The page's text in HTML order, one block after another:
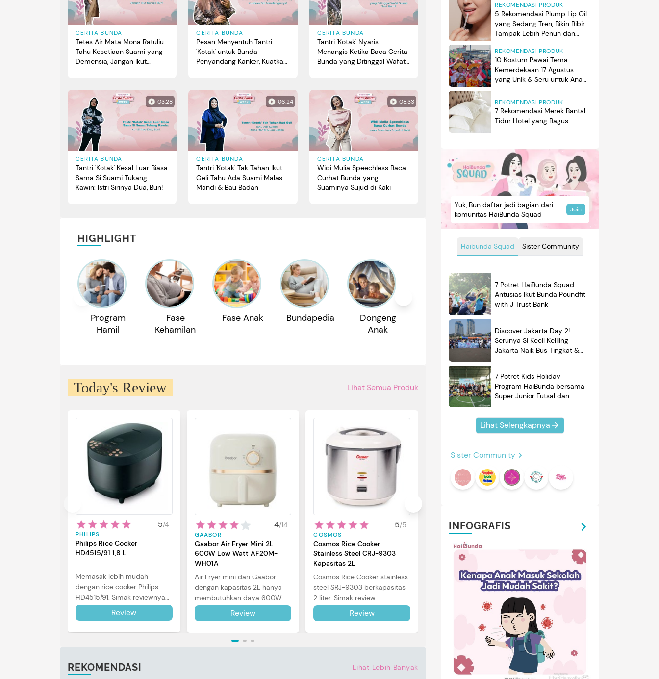
CERITA BUNDA
Tetes Air Mata Mona Ratuliu
Tahu Kesetiaan Suami yang
Demensia, Jangan Ikut
CERITA BUNDA
Pesan Menyentuh Tantri
'Kotak' untuk Bunda
Penyandang Kanker, Kuatkan
CERITA BUNDA
Tantri 'Kotak' Nyaris
Menangis Ketika Baca Cerita
Bunda yang Ditinggal Wafat
03:28
CERITA BUNDA
Tantri 'Kotak' Kesal Luar Biasa
Sama Si Suami Tukang
Kawin: Istri Sirinya Dua, Bun!
06:24
CERITA BUNDA
Tantri 'Kotak' Tak Tahan Ikut
Geli Tahu Ada Suami Malas
Mandi & Bau Badan
08:33
CERITA BUNDA
Widi Mulia Speechless Baca
Curhat Bunda yang
Suaminya Sujud di Kaki
HIGHLIGHT
Program
Hamil
Fase
Kehamilan
Fase Anak Bundapedia
Dongeng
Anak
Rekomendasi
Produk
Today's Review Lihat Semua Produk
5/4
PHILIPS
Philips Rice Cooker
HD4515/91 1,8 L
Memasak lebih mudah
dengan rice cooker Philips
HD4515/91. Simak reviewnya
di sini.
Review
4/14
GAABOR
Gaabor Air Fryer Mini 2L
600W Low Watt AF20M-
WH01A
Air Fryer mini dari Gaabor
dengan kapasitas 2L hanya
membutuhkan daya 600W
dalam pemakaian. Simak
review selengkapnya di sini.
Review
5/5
COSMOS
Cosmos Rice Cooker
Stainless Steel CRJ-9303
Kapasitas 2L
Cosmos Rice Cooker stainless
steel SRJ-9303 berkapasitas
2 liter. Simak review
lengkapnya di sini.
Review
SHARP
Mesin Cuci Dua Tabung Sharp
Super Aquamagic ES-T85NT-
PK/LC 8 kg
Mesin Cuci Dua Tabung Sharp
Super Aquamagic
berkapasitas 8kg, cukup
untuk penggunaan keluarga
sehari-hari. Simak reviewnya
Review
SMC7047 Upgrade
Rice Cooker Yong Ma
SMC7047 rice cooker digital
sini.
REKOMENDASI Lihat Lebih Banyak
REKOMENDASI PRODUK
5 Rekomendasi Plump Lip Oil
yang Sedang Tren, Bikin Bibir
Tampak Lebih Penuh dan
REKOMENDASI PRODUK
10 Kostum Pawai Tema
Kemerdekaan 17 Agustus
yang Unik & Seru untuk Anak
REKOMENDASI PRODUK
7 Rekomendasi Merek Bantal
Tidur Hotel yang Bagus
Haibunda Squad Sister Community
Yuk, Bun daftar jadi bagian dari
komunitas HaiBunda Squad
Join
7 Potret HaiBunda Squad
Antusias Ikut Bunda Poundfit
with J Trust Bank
Discover Jakarta Day 2!
Serunya Si Kecil Keliling
Jakarta Naik Bus Tingkat &
7 Potret Kids Holiday
Program HaiBunda bersama
Super Junior Futsal dan
Kompak Banget!
Lihat Selengkapnya
Sister Community
INFOGRAFIS